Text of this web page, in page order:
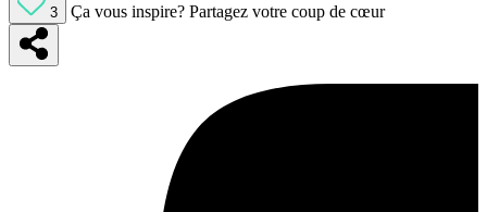
3 Ça vous inspire? Partagez votre coup de cœur